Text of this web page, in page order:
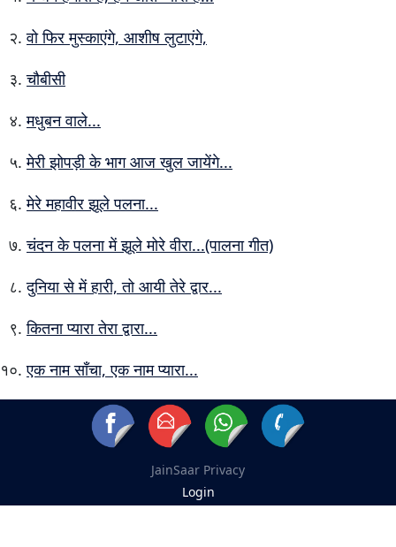
वो फिर मुस्काएंगे, आशीष लुटाएंगे,
चौबीसी
मधुबन वाले...
मेरी झोपड़ी के भाग आज खुल जायेंगे...
मेरे महावीर झूले पलना...
चंदन के पलना में झूले मोरे वीरा...(पालना गीत)
दुनिया से में हारी, तो आयी तेरे द्वार...
कितना प्यारा तेरा द्वारा...
एक नाम साँचा, एक नाम प्यारा...
JainSaar Privacy
Login